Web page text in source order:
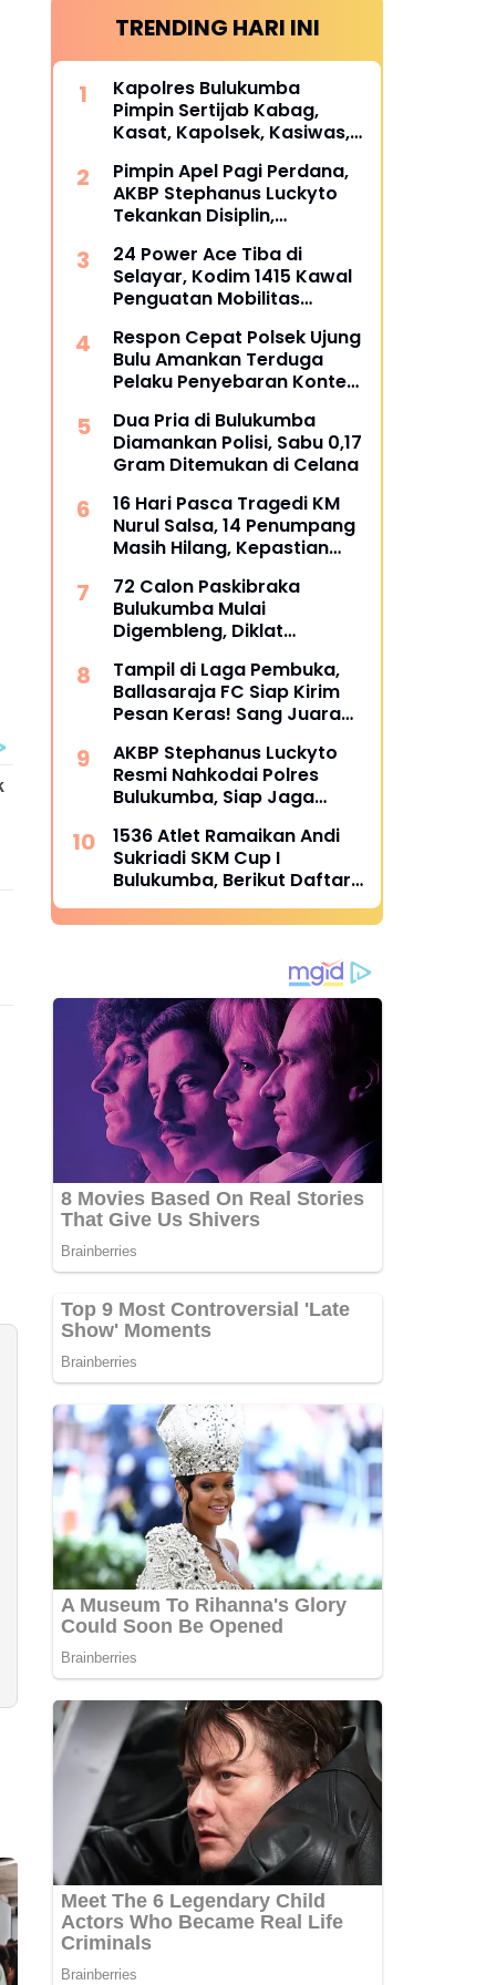
TRENDING HARI INI
Kapolres Bulukumba
Pimpin Sertijab Kabag,
Kasat, Kapolsek, Kasiwas,
ini daftarnya
Pimpin Apel Pagi Perdana,
AKBP Stephanus Luckyto
Tekankan Disiplin,
terhadap Organisasi
24 Power Ace Tiba di
Selayar, Kodim 1415 Kawal
Penguatan Mobilitas
Respon Cepat Polsek Ujung
Bulu Amankan Terduga
Pelaku Penyebaran Konten
Dua Pria di Bulukumba
Diamankan Polisi, Sabu 0,17
Gram Ditemukan di Celana
16 Hari Pasca Tragedi KM
Nurul Salsa, 14 Penumpang
Masih Hilang, Kepastian
dipertanyakan
72 Calon Paskibraka
Bulukumba Mulai
Digembleng, Diklat
Tampil di Laga Pembuka,
Ballasaraja FC Siap Kirim
Pesan Keras! Sang Juara
Sempurna di Piala
Kemerdekaan Bulukumpa
2026
AKBP Stephanus Luckyto
Resmi Nahkodai Polres
Bulukumba, Siap Jaga
1536 Atlet Ramaikan Andi
Sukriadi SKM Cup I
Bulukumba, Berikut Daftar
Juara 1 hingga 64